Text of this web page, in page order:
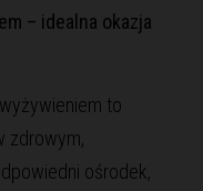
– idealna okazja
to
zdrowym,
ośrodek,